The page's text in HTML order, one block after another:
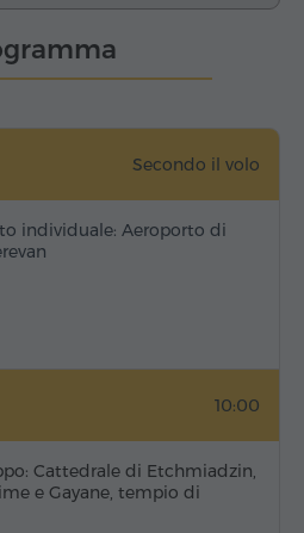
Secondo il volo
individuale: Aeroporto di
10:00
Cattedrale di Etchmiadzin,
e Gayane, tempio di